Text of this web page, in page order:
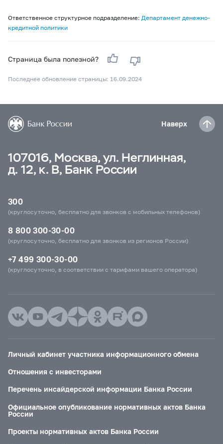
Ответственное структурное подразделение: Департамент денежно-
кредитной политики
Страница была полезной?
Последнее обновление страницы: 16.09.2024
Наверх
107016, Москва, ул. Неглинная,
д. 12, к. В, Банк России
300
(круглосуточно, бесплатно для звонков с мобильных телефонов)
8 800 300-30-00
(круглосуточно, бесплатно для звонков из регионов России)
+7 499 300-30-00
(круглосуточно, в соответствии с тарифами вашего оператора)
Личный кабинет участника информационного обмена
Отношения с инвесторами
Перечень инсайдерской информации Банка России
Официальное опубликование нормативных актов Банка
России
Проекты нормативных актов Банка России